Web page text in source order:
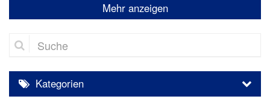
Mehr anzeigen
Suche
Kategorien